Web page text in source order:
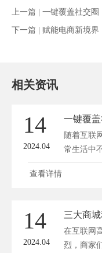
上一篇 | 一键覆盖社交圈
下一篇 | 赋能电商新境界
相关资讯
14
2024.04
随着互联
常生活中
查看详情
14
2024.04
在互联网
烈，商家